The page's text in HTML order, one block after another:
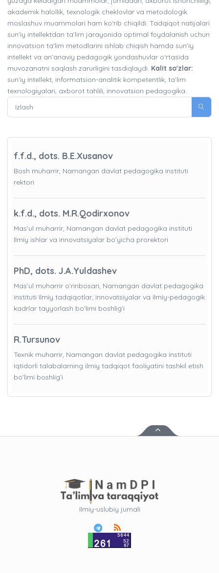
akademik halollik, texnologik cheklovlar va metodologik
moslashuv muammolari ham ko‘rib chiqildi. Tadqiqot natijalari
sun’iy intellektdan ta’lim jarayonida optimal foydalanish uchun
innovatsion ta’lim metodlarini ishlab chiqish hamda sun’iy
intellekt va an’anaviy pedagogik yondashuvlar o‘rtasida
muvozanatni saqlash zarurligini tasdiqlaydi. Kalit so'zlar:
sun’iy intellekt, informatsion-analitik kompetentlik, ta’lim
texnologiyalari, axborot tahlili, innovatsion pedagogika.
f.f.d., dots. B.E.Xusanov
Bosh muharrir, Namangan davlat pedagogika instituti
rektori
k.f.d., dots. M.R.Qodirxonov
Mas’ul muharrir, Namangan davlat pedagogika instituti
Ilmiy ishlar va innovatsiyalar bo’yicha prorektori
PhD, dots. J.A.Yuldashev
Mas’ul muharrir o’rinbosari, Namangan davlat pedagogika
instituti Ilmiy tadqiqotlar, innovatsiyalar va ilmiy-pedagogik
kadrlar tayyorlash bo'limi boshlig’i
R.Tursunov
Texnik muharrir, Namangan davlat pedagogika instituti
Iqtidorli talabalarning ilmiy tadqiqot faoliyatini tashkil etish
bo'limi boshlig’i
Ilmiy-uslubiy jurnali